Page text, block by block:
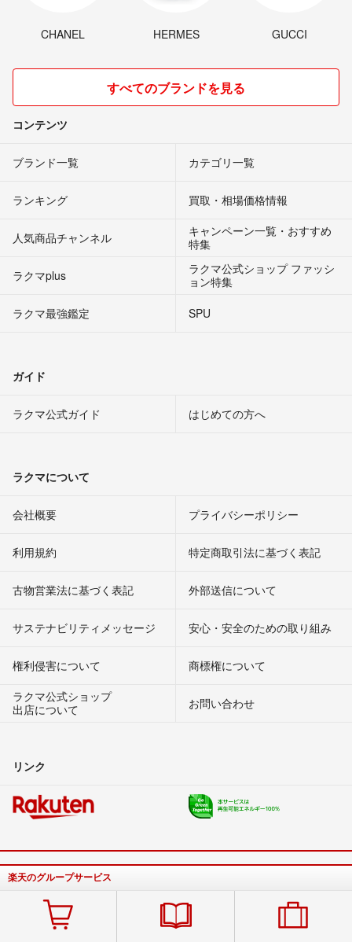
CHANEL HERMES GUCCI
すべてのブランドを見る
コンテンツ
ブランド一覧 カテゴリ一覧
ランキング 買取・相場価格情報
人気商品チャンネル
キャンペーン一覧・おすすめ
特集
ラクマplus
ラクマ公式ショップ ファッシ
ョン特集
ラクマ最強鑑定
SPU
ガイド
ラクマ公式ガイド はじめての方へ
ラクマについて
会社概要 プライバシーポリシー
利用規約 特定商取引法に基づく表記
古物営業法に基づく表記 外部送信について
サステナビリティメッセージ 安心・安全のための取り組み
権利侵害について
商標権について
ラクマ公式ショップ
出店について
お問い合わせ
リンク
楽天のグループサービス